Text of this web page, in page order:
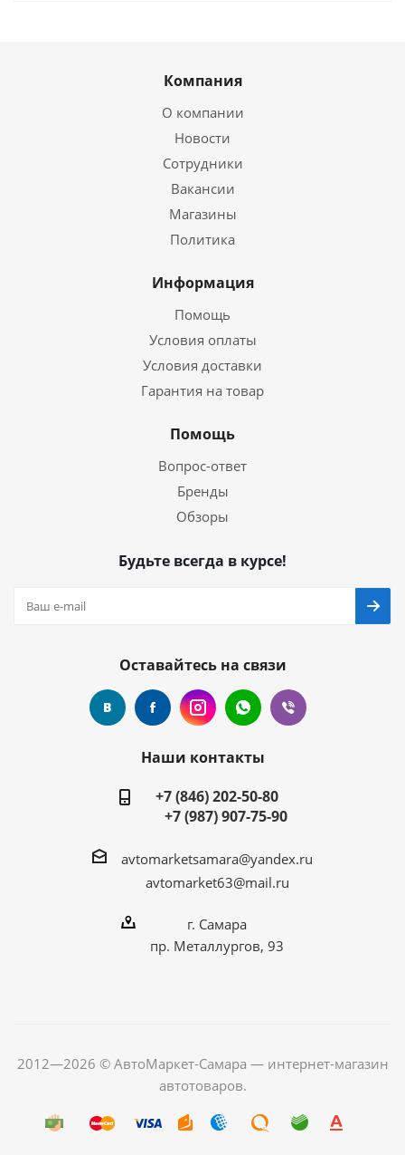
Компания
О компании
Новости
Сотрудники
Вакансии
Магазины
Политика
Информация
Помощь
Условия оплаты
Условия доставки
Гарантия на товар
Помощь
Вопрос-ответ
Бренды
Обзоры
Будьте всегда в курсе!
Оставайтесь на связи
Наши контакты
+7 (846) 202-50-80
+7 (987) 907-75-90
avtomarketsamara@yandex.ru
avtomarket63@mail.ru
г. Самара
пр. Металлургов, 93
2012—2026 © АвтоМаркет-Самара — интернет-магазин
автотоваров.